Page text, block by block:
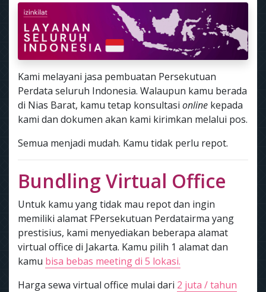
Kami melayani jasa pembuatan Persekutuan
Perdata seluruh Indonesia. Walaupun kamu berada
di Nias Barat, kamu tetap konsultasi online kepada
kami dan dokumen akan kami kirimkan melalui pos.
Semua menjadi mudah. Kamu tidak perlu repot.
Bundling Virtual Office
Untuk kamu yang tidak mau repot dan ingin
memiliki alamat FPersekutuan Perdatairma yang
prestisius, kami menyediakan beberapa alamat
virtual office di Jakarta. Kamu pilih 1 alamat dan
kamu bisa bebas meeting di 5 lokasi.
Harga sewa virtual office mulai dari 2 juta / tahun